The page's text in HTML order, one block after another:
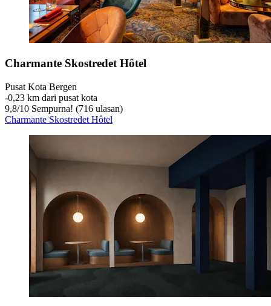
Charmante Skostredet Hôtel
Pusat Kota Bergen
‐0,23 km dari pusat kota
9,8/10 Sempurna! (716 ulasan)
Charmante Skostredet Hôtel